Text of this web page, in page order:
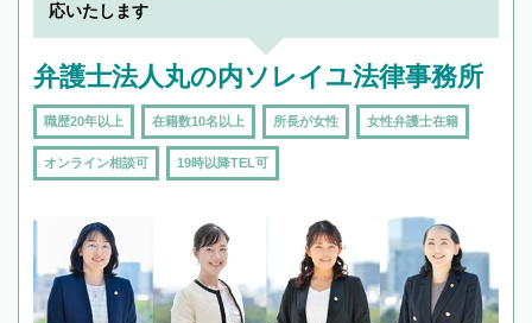
応いたします
弁護士法人丸の内ソレイユ法律事務所
職歴20年以上 在籍数10名以上 所長が女性 女性弁護士在籍
オンライン相談可 19時以降TEL可